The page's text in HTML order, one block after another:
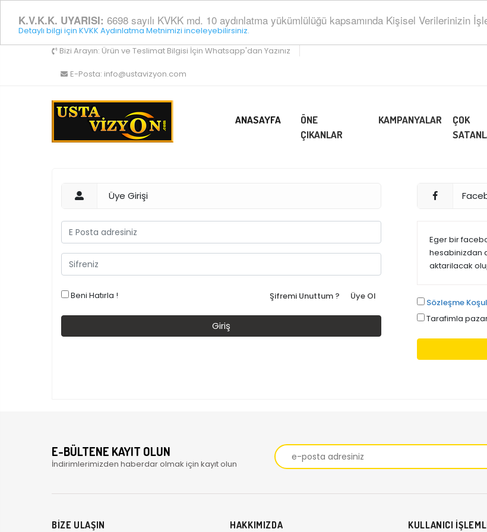
K.V.K.K. UYARISI: 6698 sayılı KVKK md. 10 aydınlatma yükümlülüğü kapsamında Kişisel Verilerinizin
Detaylı bilgi için KVKK Aydınlatma Metnimizi inceleyebilirsiniz.
Bizi Arayın: Ürün ve Teslimat Bilgisi İçin Whatsapp'dan Yazınız
E-Posta: info@ustavizyon.com
ANASAYFA
ÖNE
ÇIKANLAR
KAMPANYALAR
ÇOK
Üye Girişi
Beni Hatırla ! Üye Ol
Şifremi Unuttum ?
Eger bir
hesabinizdan
aktarilacak
Sözleşme
Tarafimla
E-BÜLTENE KAYIT OLUN
İndirimlerimizden haberdar olmak için kayıt olun
BİZE ULAŞIN HAKKIMIZDA KULLANICI